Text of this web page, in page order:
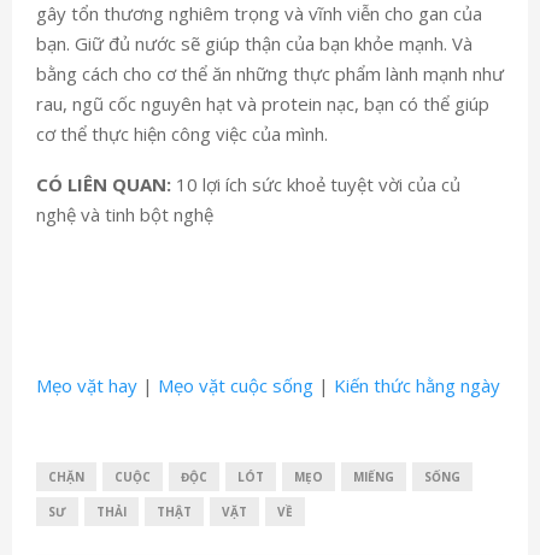
gây tổn thương nghiêm trọng và vĩnh viễn cho gan của
bạn. Giữ đủ nước sẽ giúp thận của bạn khỏe mạnh. Và
bằng cách cho cơ thể ăn những thực phẩm lành mạnh như
rau, ngũ cốc nguyên hạt và protein nạc, bạn có thể giúp
cơ thể thực hiện công việc của mình.
CÓ LIÊN QUAN: 10 lợi ích sức khoẻ tuyệt vời của củ
nghệ và tinh bột nghệ
Mẹo vặt hay | Mẹo vặt cuộc sống | Kiến thức hằng ngày
CHẶN CUỘC ĐỘC LÓT MẸO MIẾNG SỐNG
SƯ THẢI THẬT VẶT VỀ